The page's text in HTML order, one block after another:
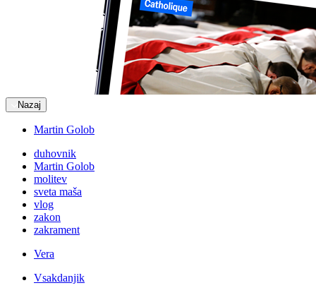
Nazaj
Martin Golob
duhovnik
Martin Golob
molitev
sveta maša
vlog
zakon
zakrament
Vera
Vsakdanjik